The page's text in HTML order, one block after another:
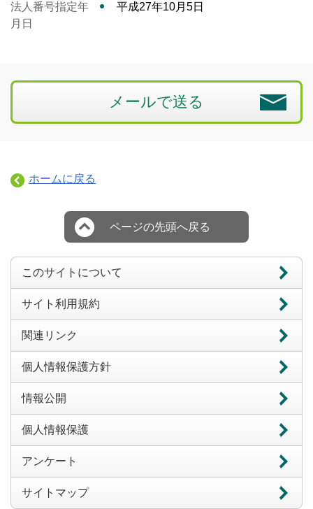
法人番号指定年
月日
平成27年10月5日
メールで送る
ホームに戻る
ページの先頭へ戻る
このサイトについて
サイト利用規約
関連リンク
個人情報保護方針
情報公開
個人情報保護
アンケート
サイトマップ